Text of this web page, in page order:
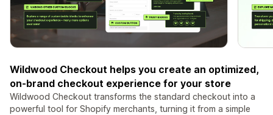
Wildwood Checkout helps you create an optimized,
on-brand checkout experience for your store
Wildwood Checkout transforms the standard checkout into a
powerful tool for Shopify merchants, turning it from a simple